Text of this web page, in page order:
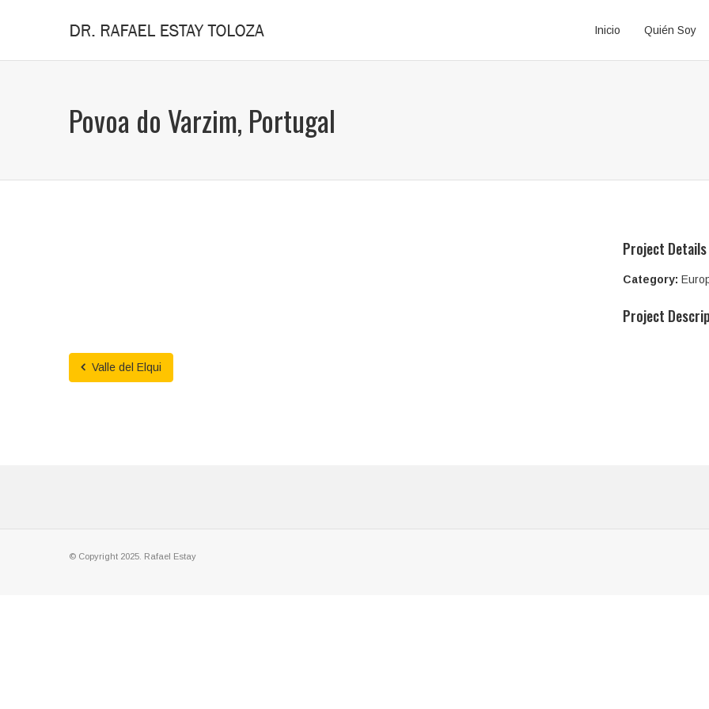
Inicio Quién Soy
Povoa do Varzim, Portugal
Project Details
Category:
Project
Valle del Elqui
© Copyright 2025. Rafael Estay